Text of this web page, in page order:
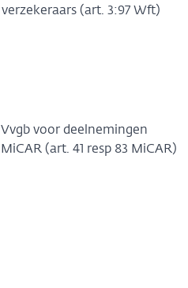
verzekeraars (art. 3:97 Wft)
Vvgb voor deelnemingen
MiCAR (art. 41 resp 83 MiCAR)